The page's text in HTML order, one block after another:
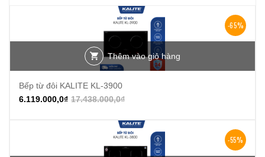
-65%
Thêm vào giỏ hàng
Bếp từ đôi KALITE KL-3900
17.438.000,0₫
6.119.000,0₫
-55%